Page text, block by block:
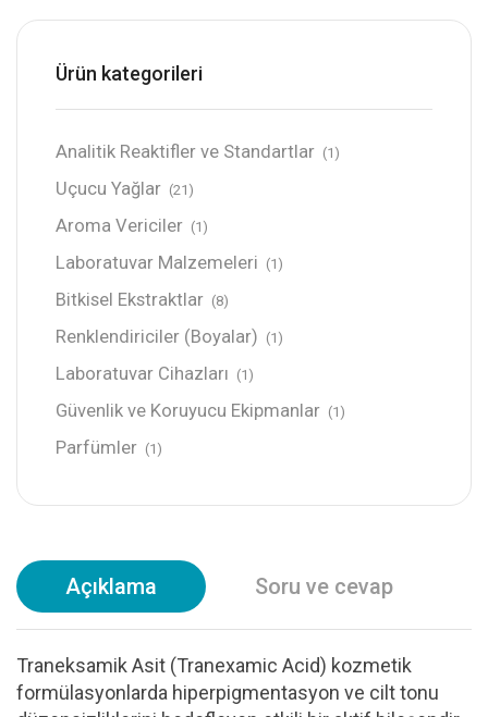
Ürün kategorileri
Analitik Reaktifler ve Standartlar (1)
Uçucu Yağlar (21)
Aroma Vericiler (1)
Laboratuvar Malzemeleri (1)
Bitkisel Ekstraktlar (8)
Renklendiriciler (Boyalar) (1)
Laboratuvar Cihazları (1)
Güvenlik ve Koruyucu Ekipmanlar (1)
Parfümler (1)
Açıklama Soru ve cevap
Traneksamik Asit (Tranexamic Acid) kozmetik
formülasyonlarda hiperpigmentasyon ve cilt tonu